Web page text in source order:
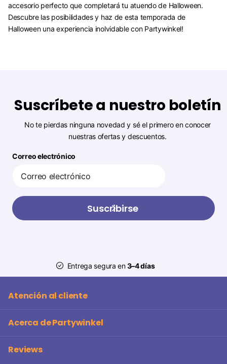
accesorio perfecto que completará tu atuendo de Halloween.
Descubre las posibilidades y haz de esta temporada de
Halloween una experiencia inolvidable con Partywinkel!
Suscríbete a nuestro boletín
No te pierdas ninguna novedad y sé el primero en conocer
nuestras ofertas y descuentos.
Correo electrónico
Suscribirse
Entrega segura en3–4 días
Atención al cliente
Acerca de Partywinkel
Reviews